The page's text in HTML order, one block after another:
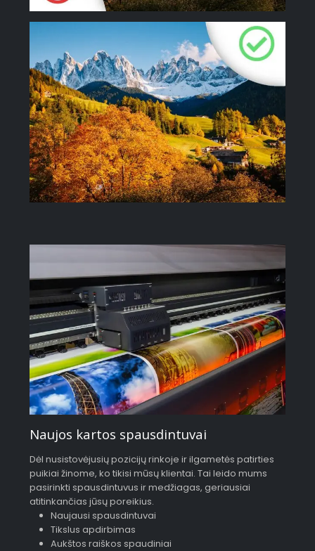
Naujos kartos spausdintuvai
Dėl nusistovėjusių pozicijų rinkoje ir ilgametės patirties
puikiai žinome, ko tikisi mūsų klientai. Tai leido mums
pasirinkti spausdintuvus ir medžiagas, geriausiai
atitinkančias jūsų poreikius.
Naujausi spausdintuvai
Tikslus apdirbimas
Aukštos raiškos spaudiniai